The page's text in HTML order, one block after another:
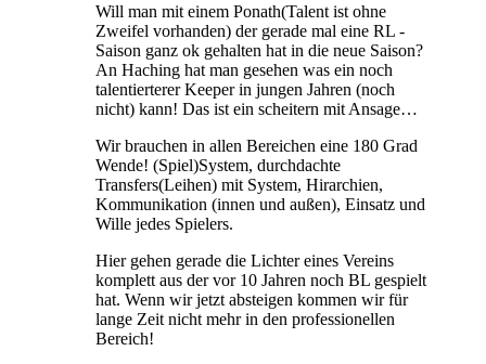
Will man mit einem Ponath(Talent ist ohne
Zweifel vorhanden) der gerade mal eine RL -
Saison ganz ok gehalten hat in die neue Saison?
An Haching hat man gesehen was ein noch
talentierterer Keeper in jungen Jahren (noch
nicht) kann! Das ist ein scheitern mit Ansage…
Wir brauchen in allen Bereichen eine 180 Grad
Wende! (Spiel)System, durchdachte
Transfers(Leihen) mit System, Hirarchien,
Kommunikation (innen und außen), Einsatz und
Wille jedes Spielers.
Hier gehen gerade die Lichter eines Vereins
komplett aus der vor 10 Jahren noch BL gespielt
hat. Wenn wir jetzt absteigen kommen wir für
lange Zeit nicht mehr in den professionellen
Bereich!